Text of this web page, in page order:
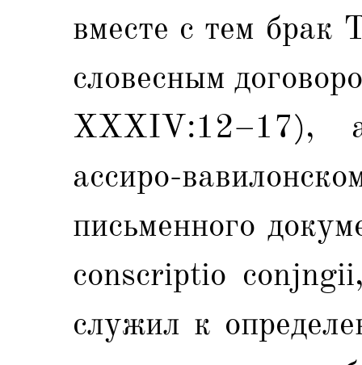
вместе с тем брак
словесным
ХХXIV:12–17),
ассиро-
письменного
conscriptio
служил к